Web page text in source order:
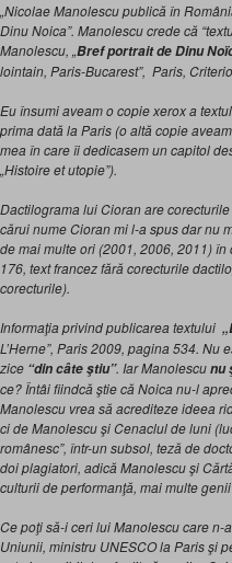
„Nicolae Manolescu publică în
Dinu Noica”. Manolescu crede că
Manolescu, „Bref portrait de Dinu
lointain, Paris-Bucarest”, Paris,
Eu însumi aveam o copie xerox a
prima dată la Paris (o altă copie
mea în care îi dedicasem un capitol
„Histoire et utopie”).
Dactilograma lui Cioran are corecturile
cărui nume Cioran mi l-a spus dar nu
de mai multe ori (2001, 2006, 2011)
176, text francez fără corecturile
corecturile).
Informaţia privind publicarea textului
L’Herne”, Paris 2009, pagina 534.
zice “din câte ştiu”. Iar Manolescunu
ce? Întâi fiindcă ştie că Noica nu-l
Manolescu vrea să acrediteze ideea
ci de Manolescu şi Cenaclul de luni
românesc”, într-un subsol, teză de
doi plagiatori, adică Manolescu şi
culturii de performanţă, mai multe
Ce poţi să-i ceri lui Manolescu care
Uniunii, ministru UNESCO la Paris şi